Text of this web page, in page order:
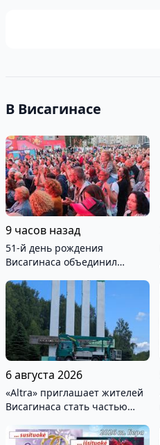
В Висагинасе
9 часов назад
51-й день рождения
Висагинаса объединил
города (видео)
6 августа 2026
«Altra» приглашает жителей
Висагинаса стать частью